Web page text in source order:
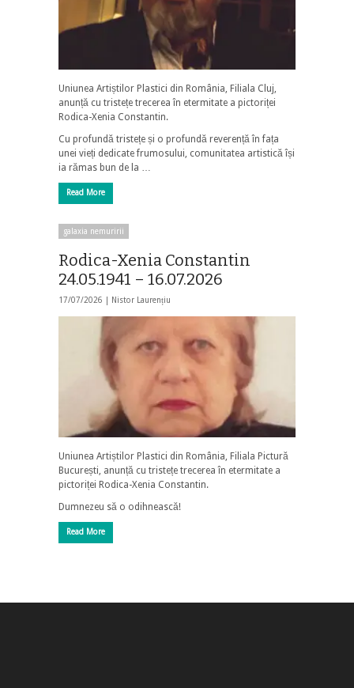
Uniunea Artiștilor Plastici din România, Filiala Cluj,
anunță cu tristețe trecerea în etermitate a pictoriței
Rodica-Xenia Constantin.
Cu profundă tristețe și o profundă reverență în fața
unei vieți dedicate frumosului, comunitatea artistică își
ia rămas bun de la …
Read More
galaxia nemuririi
Rodica-Xenia Constantin
24.05.1941 – 16.07.2026
17/07/2026 | Nistor Laurențiu
Uniunea Artiștilor Plastici din România, Filiala Pictură
București, anunță cu tristețe trecerea în etermitate a
pictoriței Rodica-Xenia Constantin.
Dumnezeu să o odihnească!
Read More